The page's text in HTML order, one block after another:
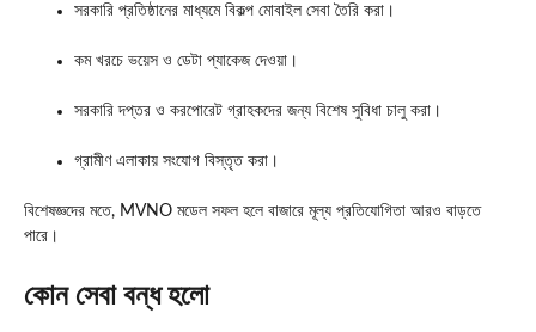
সরকারি প্রতিষ্ঠানের মাধ্যমে বিকল্প মোবাইল সেবা তৈরি করা।
কম খরচে ভয়েস ও ডেটা প্যাকেজ দেওয়া।
সরকারি দপ্তর ও করপোরেট গ্রাহকদের জন্য বিশেষ সুবিধা চালু করা।
গ্রামীণ এলাকায় সংযোগ বিস্তৃত করা।
বিশেষজ্ঞদের মতে, MVNO মডেল সফল হলে বাজারে মূল্য প্রতিযোগিতা আরও বাড়তে
পারে।
কোন সেবা বন্ধ হলো